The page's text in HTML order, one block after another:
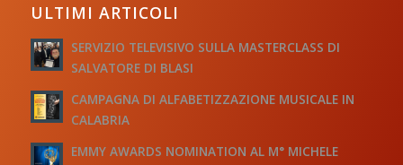
ULTIMI ARTICOLI
SERVIZIO TELEVISIVO SULLA MASTERCLASS DI
SALVATORE DI BLASI
CAMPAGNA DI ALFABETIZZAZIONE MUSICALE IN
CALABRIA
EMMY AWARDS NOMINATION AL M° MICHELE